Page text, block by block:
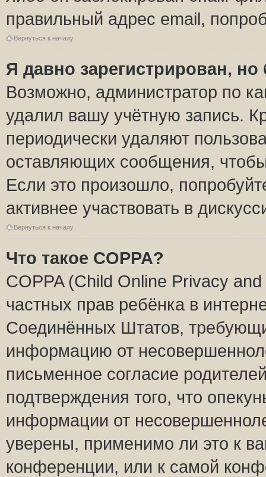
правильный адрес email,
Вернуться к началу
Я давно зарегистрирован,
Возможно, администратор по
удалил вашу учётную запись.
периодически удаляют
оставляющих сообщения,
Если это произошло,
активнее участвовать в
Вернуться к началу
Что такое COPPA?
COPPA (Child Online Privacy
частных прав ребёнка в
Соединённых Штатов,
информацию от
письменное согласие
подтверждения того, что
информации от
уверены, применимо ли это к
конференции, или к самой